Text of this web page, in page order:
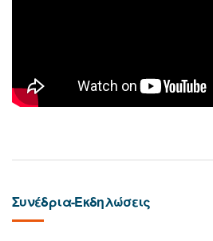
Συνέδρια-Εκδηλώσεις